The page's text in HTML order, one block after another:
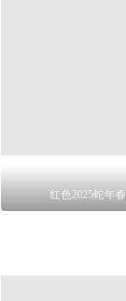
红色2025蛇年